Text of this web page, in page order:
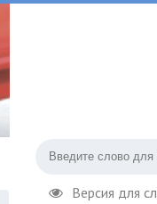
Версия для